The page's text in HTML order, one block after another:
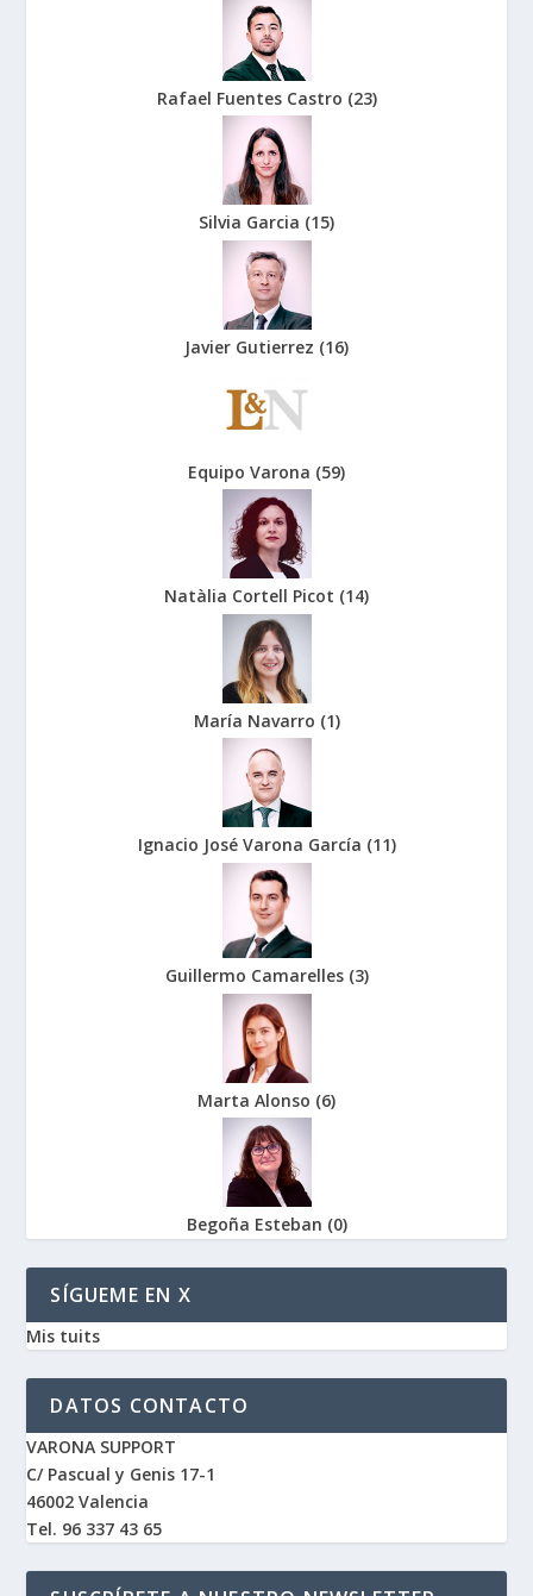
Rafael Fuentes Castro (23)
Silvia Garcia (15)
Javier Gutierrez (16)
Equipo Varona (59)
Natàlia Cortell Picot (14)
María Navarro (1)
Ignacio José Varona García (11)
Guillermo Camarelles (3)
Marta Alonso (6)
Begoña Esteban (0)
SÍGUEME EN X
Mis tuits
DATOS CONTACTO
VARONA SUPPORT
C/ Pascual y Genis 17-1
46002 Valencia
Tel. 96 337 43 65